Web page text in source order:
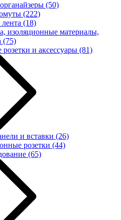
(50)
(222)
(18)
изоляционные материалы,
(75)
и аксессуары (81)
и вставки (26)
розетки (44)
(65)